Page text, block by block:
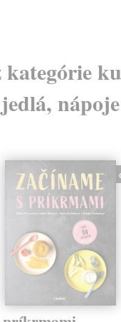
kategórie
jedlá, nápoje